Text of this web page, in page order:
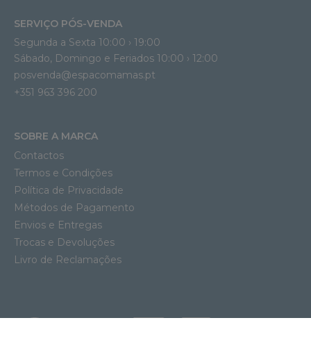
SERVIÇO PÓS-VENDA
Segunda a Sexta 10:00 › 19:00
Sábado, Domingo e Feriados 10:00 › 12:00
posvenda@espacomamas.pt
+351 963 396 200
SOBRE A MARCA
Contactos
Termos e Condições
Política de Privacidade
Métodos de Pagamento
Envios e Entregas
Trocas e Devoluções
Livro de Reclamações